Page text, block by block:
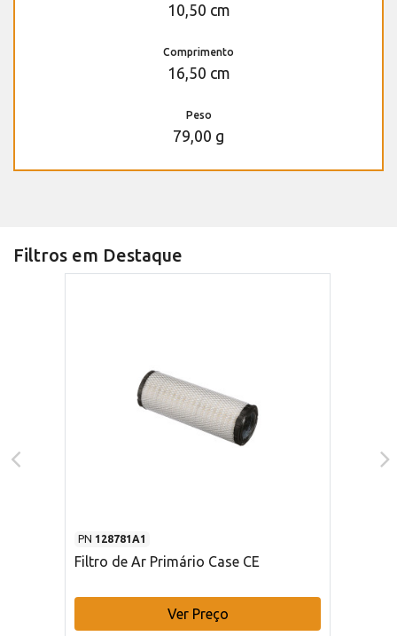
10,50 cm
Comprimento
16,50 cm
Peso
79,00 g
Filtros em Destaque
PN 128781A1
Filtro de Ar Primário Case CE
Ver Preço